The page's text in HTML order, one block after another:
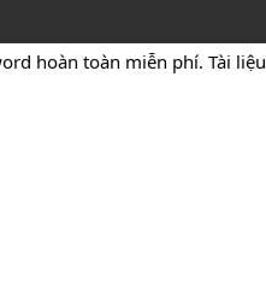
hoàn toàn miễn phí. Tài liệu